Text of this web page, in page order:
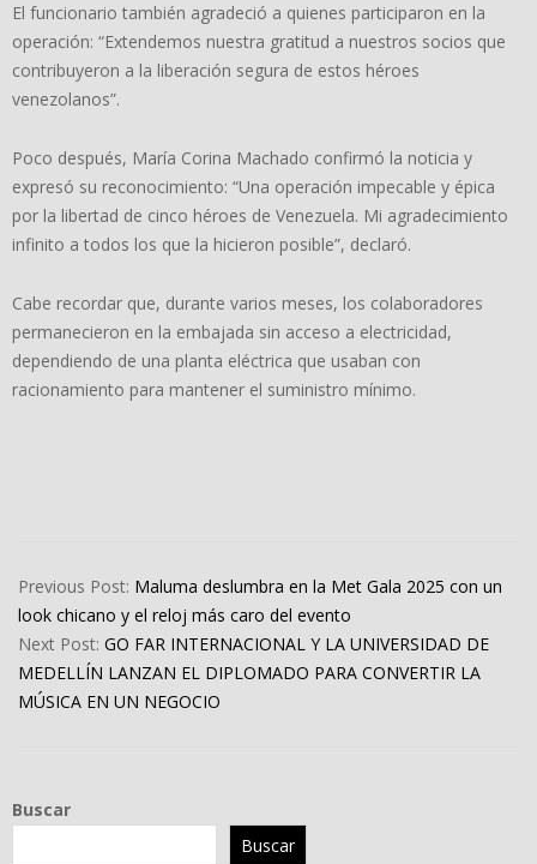
El funcionario también agradeció a quienes participaron en la
operación: “Extendemos nuestra gratitud a nuestros socios que
contribuyeron a la liberación segura de estos héroes
venezolanos”.
Poco después, María Corina Machado confirmó la noticia y
expresó su reconocimiento: “Una operación impecable y épica
por la libertad de cinco héroes de Venezuela. Mi agradecimiento
infinito a todos los que la hicieron posible”, declaró.
Cabe recordar que, durante varios meses, los colaboradores
permanecieron en la embajada sin acceso a electricidad,
dependiendo de una planta eléctrica que usaban con
racionamiento para mantener el suministro mínimo.
05-
07
Previous Post: Maluma deslumbra en la Met Gala 2025 con un
look chicano y el reloj más caro del evento
Next Post: GO FAR INTERNACIONAL Y LA UNIVERSIDAD DE
MEDELLÍN LANZAN EL DIPLOMADO PARA CONVERTIR LA
MÚSICA EN UN NEGOCIO
Buscar
Buscar